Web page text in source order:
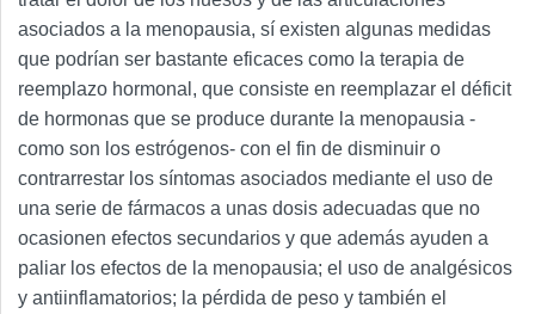
asociados a la menopausia, sí existen algunas medidas
que podrían ser bastante eficaces como la terapia de
reemplazo hormonal, que consiste en reemplazar el déficit
de hormonas que se produce durante la menopausia -
como son los estrógenos- con el fin de disminuir o
contrarrestar los síntomas asociados mediante el uso de
una serie de fármacos a unas dosis adecuadas que no
ocasionen efectos secundarios y que además ayuden a
paliar los efectos de la menopausia; el uso de analgésicos
y antiinflamatorios; la pérdida de peso y también el